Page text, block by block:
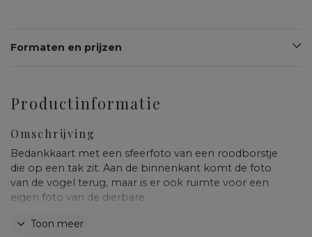
Formaten en prijzen
Productinformatie
Omschrijving
Bedankkaart met een sfeerfoto van een roodborstje
die op een tak zit. Aan de binnenkant komt de foto
van de vogel terug, maar is er ook ruimte voor een
eigen foto van de dierbare.
De foto aan de binnenkant kun je in de editor
Toon meer